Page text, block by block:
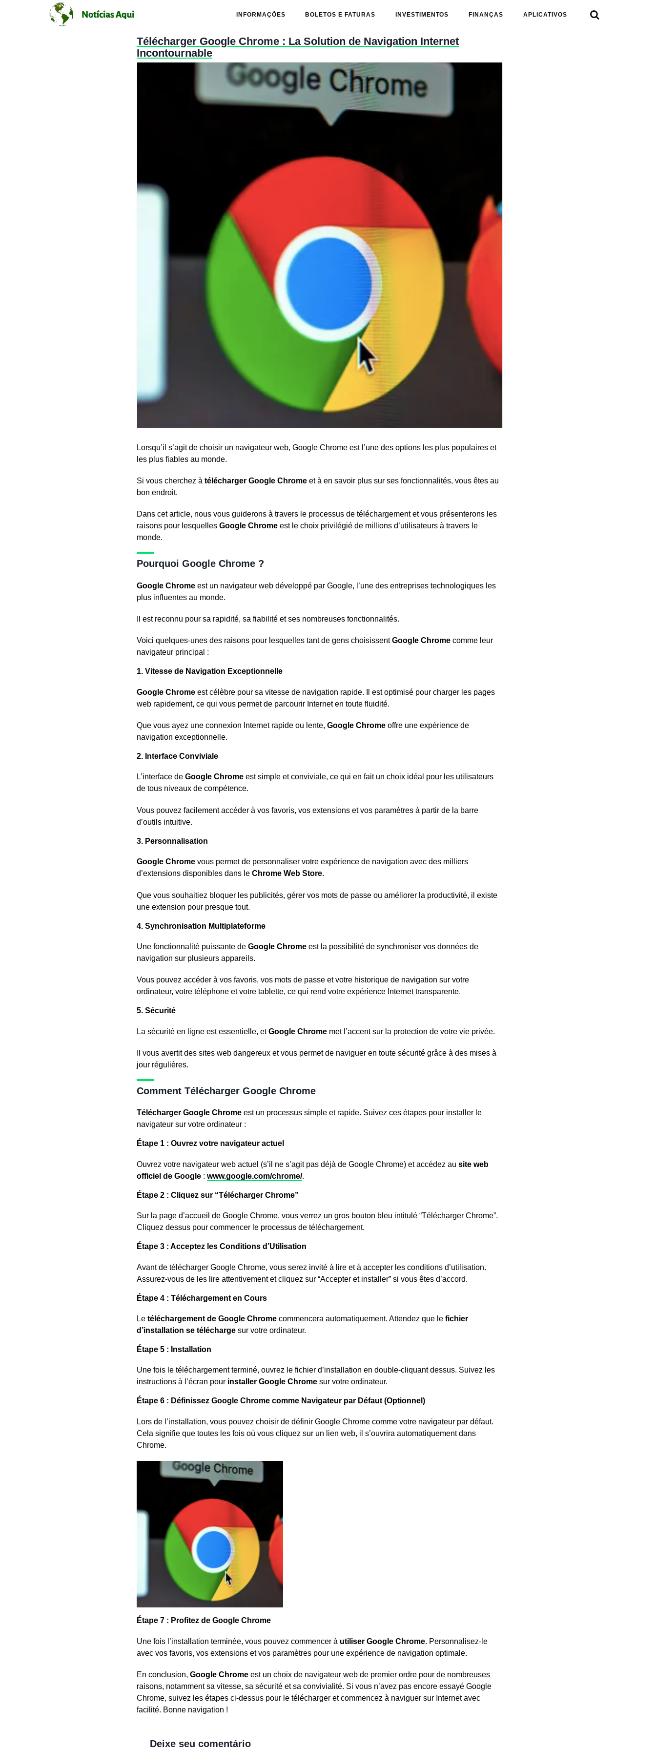
INFORMAÇÕES BOLETOS E FATURAS INVESTIMENTOS FINANÇAS APLICATIVOS 
Télécharger Google Chrome : La Solution de Navigation Internet
Incontournable
Lorsqu’il s’agit de choisir un navigateur web, Google Chrome est l’une des options les plus populaires et
les plus fiables au monde.
Si vous cherchez à télécharger Google Chrome et à en savoir plus sur ses fonctionnalités, vous êtes au
bon endroit.
Dans cet article, nous vous guiderons à travers le processus de téléchargement et vous présenterons les
raisons pour lesquelles Google Chrome est le choix privilégié de millions d’utilisateurs à travers le
monde.
Pourquoi Google Chrome ?
Google Chrome est un navigateur web développé par Google, l’une des entreprises technologiques les
plus influentes au monde.
Il est reconnu pour sa rapidité, sa fiabilité et ses nombreuses fonctionnalités.
Voici quelques-unes des raisons pour lesquelles tant de gens choisissentGoogle Chrome comme leur
navigateur principal :
1. Vitesse de Navigation Exceptionnelle
Google Chrome est célèbre pour sa vitesse de navigation rapide. Il est optimisé pour charger les pages
web rapidement, ce qui vous permet de parcourir Internet en toute fluidité.
Que vous ayez une connexion Internet rapide ou lente, Google Chrome offre une expérience de
navigation exceptionnelle.
2. Interface Conviviale
L’interface de Google Chrome est simple et conviviale, ce qui en fait un choix idéal pour les utilisateurs
de tous niveaux de compétence.
Vous pouvez facilement accéder à vos favoris, vos extensions et vos paramètres à partir de la barre
d’outils intuitive.
3. Personnalisation
Google Chrome vous permet de personnaliser votre expérience de navigation avec des milliers
d’extensions disponibles dans le Chrome Web Store.
Que vous souhaitiez bloquer les publicités, gérer vos mots de passe ou améliorer la productivité, il existe
une extension pour presque tout.
4. Synchronisation Multiplateforme
Une fonctionnalité puissante de Google Chrome est la possibilité de synchroniser vos données de
navigation sur plusieurs appareils.
Vous pouvez accéder à vos favoris, vos mots de passe et votre historique de navigation sur votre
ordinateur, votre téléphone et votre tablette, ce qui rend votre expérience Internet transparente.
5. Sécurité
La sécurité en ligne est essentielle, etGoogle Chrome met l’accent sur la protection de votre vie privée.
Il vous avertit des sites web dangereux et vous permet de naviguer en toute sécurité grâce à des mises à
jour régulières.
Comment Télécharger Google Chrome
Télécharger Google Chrome est un processus simple et rapide. Suivez ces étapes pour installer le
navigateur sur votre ordinateur :
Étape 1 : Ouvrez votre navigateur actuel
Ouvrez votre navigateur web actuel (s’il ne s’agit pas déjà de Google Chrome) et accédez au site web
officiel de Google : www.google.com/chrome/.
Étape 2 : Cliquez sur “Télécharger Chrome”
Sur la page d’accueil de Google Chrome, vous verrez un gros bouton bleu intitulé “Télécharger Chrome”.
Cliquez dessus pour commencer le processus de téléchargement.
Étape 3 : Acceptez les Conditions d’Utilisation
Avant de télécharger Google Chrome, vous serez invité à lire et à accepter les conditions d’utilisation.
Assurez-vous de les lire attentivement et cliquez sur “Accepter et installer” si vous êtes d’accord.
Étape 4 : Téléchargement en Cours
Le téléchargement de Google Chrome commencera automatiquement. Attendez que le fichier
d’installation se télécharge sur votre ordinateur.
Étape 5 : Installation
Une fois le téléchargement terminé, ouvrez le fichier d’installation en double-cliquant dessus. Suivez les
instructions à l’écran pour installer Google Chrome sur votre ordinateur.
Étape 6 : Définissez Google Chrome comme Navigateur par Défaut (Optionnel)
Lors de l’installation, vous pouvez choisir de définir Google Chrome comme votre navigateur par défaut.
Cela signifie que toutes les fois où vous cliquez sur un lien web, il s’ouvrira automatiquement dans
Chrome.
Étape 7 : Profitez de Google Chrome
Une fois l’installation terminée, vous pouvez commencer à utiliser Google Chrome. Personnalisez-le
avec vos favoris, vos extensions et vos paramètres pour une expérience de navigation optimale.
En conclusion, Google Chrome est un choix de navigateur web de premier ordre pour de nombreuses
raisons, notamment sa vitesse, sa sécurité et sa convivialité. Si vous n’avez pas encore essayé Google
Chrome, suivez les étapes ci-dessus pour le télécharger et commencez à naviguer sur Internet avec
facilité. Bonne navigation !
Deixe seu comentário